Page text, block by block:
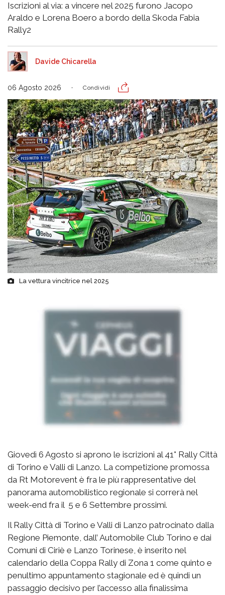
Iscrizioni al via: a vincere nel 2025 furono Jacopo
Araldo e Lorena Boero a bordo della Skoda Fabia
Rally2
Davide Chicarella
06 Agosto 2026 Condividi
La vettura vincitrice nel 2025
Giovedì 6 Agosto si aprono le iscrizioni al 41° Rally Città
di Torino e Valli di Lanzo. La competizione promossa
da Rt Motorevent è fra le più rappresentative del
panorama automobilistico regionale si correrà nel
week-end fra il 5 e 6 Settembre prossimi.
Il Rally Città di Torino e Valli di Lanzo patrocinato dalla
Regione Piemonte, dall’ Automobile Club Torino e dai
Comuni di Ciriè e Lanzo Torinese, è inserito nel
calendario della Coppa Rally di Zona 1 come quinto e
penultimo appuntamento stagionale ed è quindi un
passaggio decisivo per l’accesso alla finalissima